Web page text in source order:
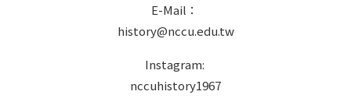
E-Mail：
history@nccu.edu.tw
Instagram:
nccuhistory1967